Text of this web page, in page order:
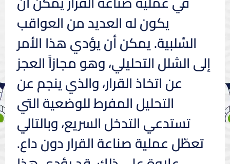
يكون له العديد من العواقب
السِّلبية. يمكن أن يؤدي هذا الأمر
إلى الشلل التحليلي، وهو مجازاً العجز
عن اتخاذ القرار، والذي ينجم عن
التحليل المفرط للوضعية التي
تستدعي التدخل السريع، وبالتالي
تعطّل عملية صناعة القرار دون داع.